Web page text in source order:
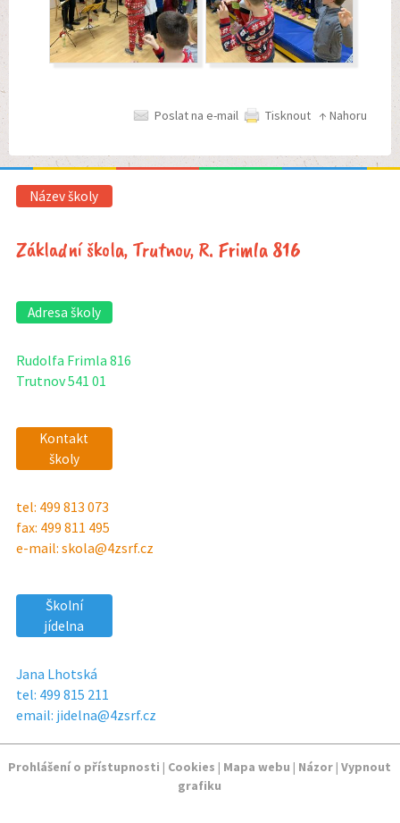
Poslat na e-mail Tisknout ↑ Nahoru
Název školy
Základní škola, Trutnov, R. Frimla 816
Adresa školy
Rudolfa Frimla 816
Trutnov 541 01
Kontakt
školy
tel: 499 813 073
fax: 499 811 495
e-mail: skola@4zsrf.cz
Školní
jídelna
Jana Lhotská
tel: 499 815 211
email: jidelna@4zsrf.cz
Prohlášení o přístupnosti | Cookies | Mapa webu | Názor |Vypnout
grafiku